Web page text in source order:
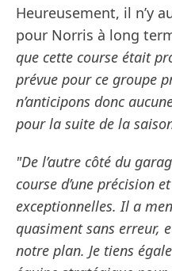
Heureusement, il n’y
pour Norris à long
que cette course était
prévue pour ce groupe
n’anticipons donc
pour la suite de la
"De l’autre côté du
course d’une précision
exceptionnelles. Il a
quasiment sans erreur,
notre plan. Je tiens